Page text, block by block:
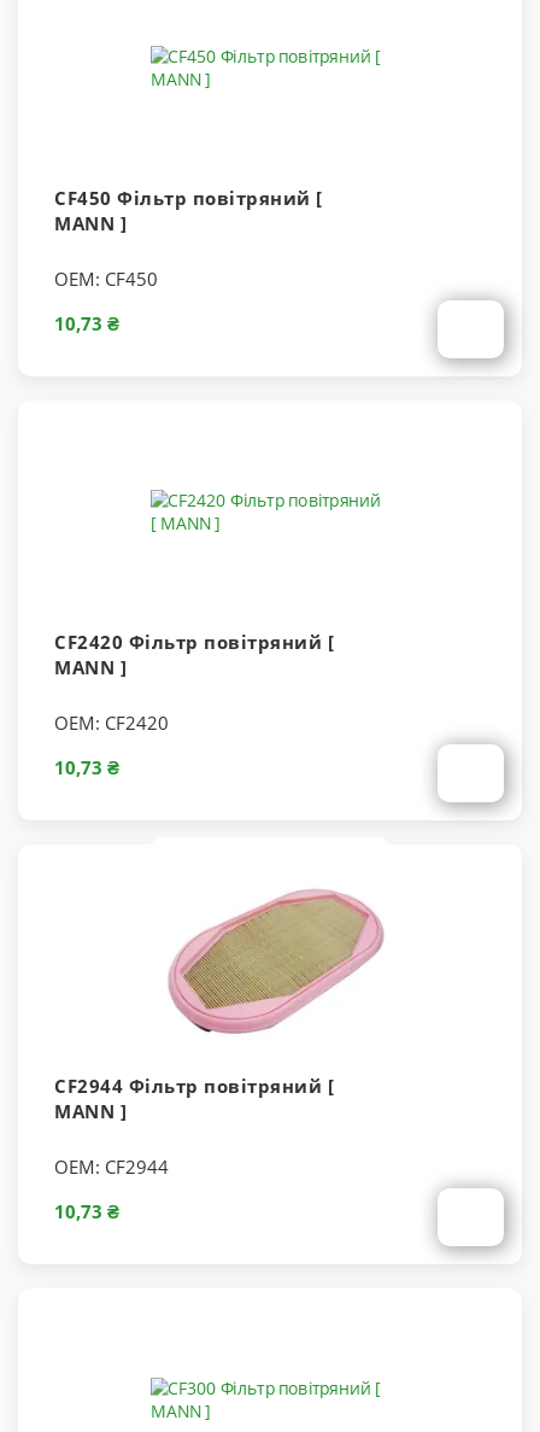
CF450 Фільтр повітряний [
MANN ]
OEM: CF450
10,73 ₴
CF2420 Фільтр повітряний [
MANN ]
OEM: CF2420
10,73 ₴
CF2944 Фільтр повітряний [
MANN ]
OEM: CF2944
10,73 ₴